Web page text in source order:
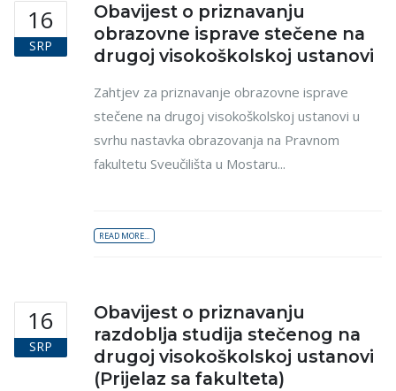
16
SRP
Obavijest o priznavanju
obrazovne isprave stečene na
drugoj visokoškolskoj ustanovi
Zahtjev za priznavanje obrazovne isprave
stečene na drugoj visokoškolskoj ustanovi u
svrhu nastavka obrazovanja na Pravnom
fakultetu Sveučilišta u Mostaru...
READ MORE...
16
SRP
Obavijest o priznavanju
razdoblja studija stečenog na
drugoj visokoškolskoj ustanovi
(Prijelaz sa fakulteta)